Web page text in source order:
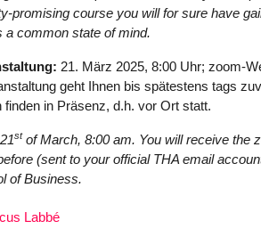
promising course you will for sure have
a common state of mind.
21. März 2025, 8:00 Uhr; zoom-
geht Ihnen bis spätestens tags
finden in Präsenz, d.h. vor Ort statt.
stof March, 8:00 am. You will receive the
(sent to your official THA email
of Business.
Labbé